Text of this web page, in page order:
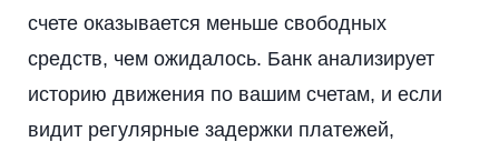
счете оказывается меньше свободных
средств, чем ожидалось. Банк анализирует
историю движения по вашим счетам, и если
видит регулярные задержки платежей,